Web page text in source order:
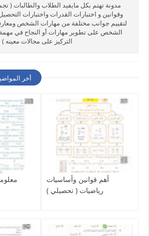
مدونة تهتم بكل مايفيد الطلاب والطالبات (
وقوانين و اختبارات القدرات واختبارات
لتقييم جوانب مختلفة من مهارات الشخص
الشخص على تطوير مهارات أو النجاح في
التركيز على مجالات معينه )
أخر
أهم قوانين وأساسيات
رياضيات ( تحصيلي )